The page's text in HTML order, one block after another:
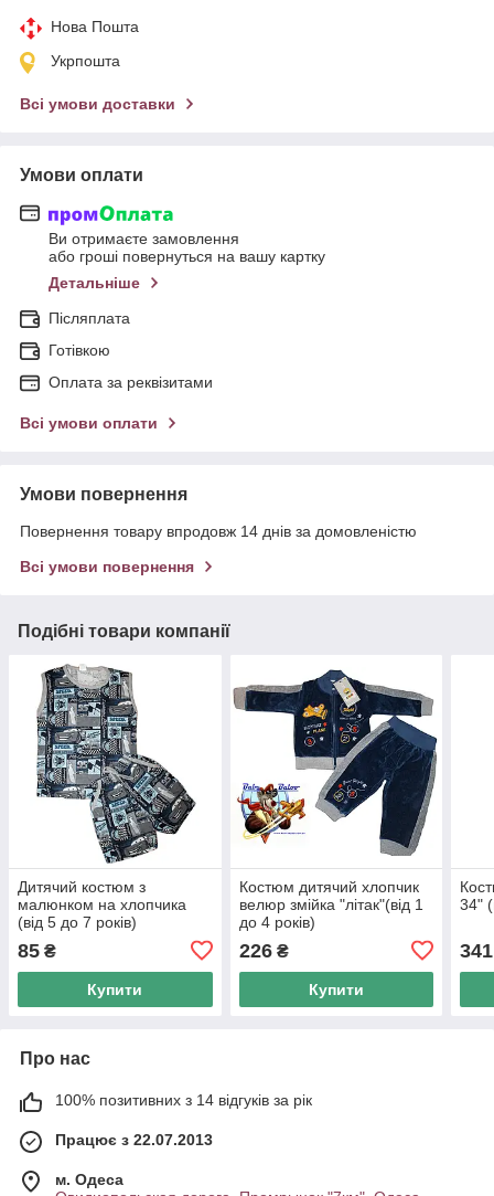
Нова Пошта
Укрпошта
Всі умови доставки
Умови оплати
Ви отримаєте замовлення
або гроші повернуться на вашу картку
Детальніше
Післяплата
Готівкою
Оплата за реквізитами
Всі умови оплати
Умови повернення
Повернення товару впродовж 14 днів за домовленістю
Всі умови повернення
Подібні товари компанії
Дитячий костюм з
малюнком на хлопчика
(від 5 до 7 років)
85 ₴
Купити
Костюм дитячий хлопчик
велюр змійка "літак"(від 1
до 4 років)
226₴
Купити
34"
341
Про нас
100% позитивних з 14 відгуків за рік
Працює з 22.07.2013
м. Одеса